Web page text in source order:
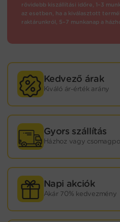
rövidebb kiszállítási időre, 1–3
az esetben, ha a kiválasztott
raktárunkról, 5–7 munkanap a
Kedvező árak
Kiváló ár-érték arány
Gyors szállítás
Házhoz vagy
Napi akciók
Akár 70% kedvezmény